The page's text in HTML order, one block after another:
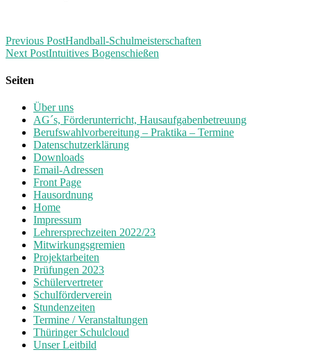
Previous PostHandball-Schulmeisterschaften
Next PostIntuitives Bogenschießen
Seiten
Über uns
AG´s, Förderunterricht, Hausaufgabenbetreuung
Berufswahlvorbereitung – Praktika – Termine
Datenschutzerklärung
Downloads
Email-Adressen
Front Page
Hausordnung
Home
Impressum
Lehrersprechzeiten 2022/23
Mitwirkungsgremien
Projektarbeiten
Prüfungen 2023
Schülervertreter
Schulförderverein
Stundenzeiten
Termine / Veranstaltungen
Thüringer Schulcloud
Unser Leitbild